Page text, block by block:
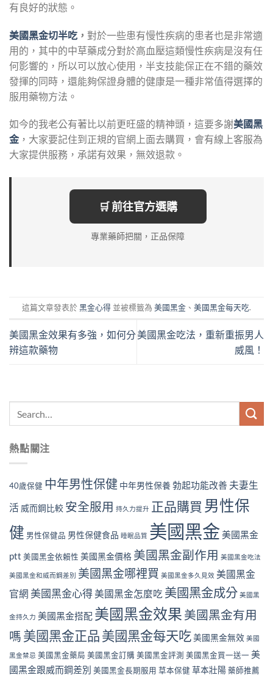
有良好的狀態。
美國黑金切半吃 ， 對於一些患有慢性疾病的患者也是非常適
用的，其中的中草藥成分對於高血壓這類慢性疾病是沒有任
何影響的，所以可以放心使用，半支技能保正在不錯的藥效
發揮的同時，還能夠保證身體的健康是一種非常值得選擇的
服用藥物方法。
如今的我老公有著比以前更旺盛的精神頭，這要多謝美國黑
金 ，大家要記住到正規的官網上面去購買，會有線上客服為
大家提供服務，承諾有效果，無效退款。
🛒 前往官方選購
專業藥師把關，正品保障
這篇文章發表於黑金心得 並被標籤為 美國黑金 、 美國黑金每天吃.
美國黑金效果有多強，如何分
辨這款藥物
美國黑金吃法，重新重振男人
威風！
熱點關注
40歲保健 中年男性保健 中年男性保養 勃起功能改善 夫妻生
活 威而鋼比較 安全服用 持久力提升 正品購買 男性保
健 男性保健品 男性保健食品 睡眠品質 美國黑金美國黑金
ptt 美國黑金依賴性 美國黑金價格 美國黑金副作用 美國黑金吃法
美國黑金和威而鋼差別 美國黑金哪裡買 美國黑金多久見效 美國黑金
官網 美國黑金心得美國黑金怎麼吃 美國黑金成分 美國黑
金持久力 美國黑金搭配 美國黑金效果 美國黑金有用
嗎 美國黑金正品美國黑金每天吃美國黑金無效 美國
黑金禁忌 美國黑金藥局 美國黑金訂購 美國黑金評測 美國黑金買一送一 美
國黑金跟威而鋼差別 美國黑金長期服用 草本保健 草本壯陽 藥師推薦